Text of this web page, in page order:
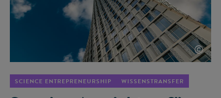
©
SCIENCE ENTREPRENEURSHIP WISSENSTRANSFER